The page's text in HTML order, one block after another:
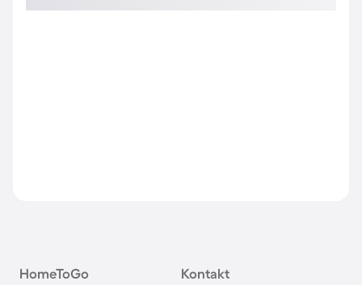
HomeToGo Kontakt